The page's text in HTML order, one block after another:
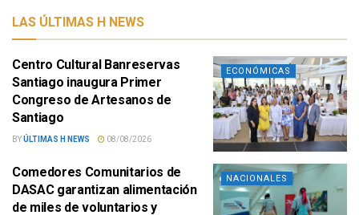
LAS ÚLTIMAS H NEWS
ECONÓMICAS
Centro Cultural Banreservas
Santiago inaugura Primer
Congreso de Artesanos de
Santiago
BYÚLTIMAS H NEWS 08/08/2026
NACIONALES
Comedores Comunitarios de
DASAC garantizan alimentación
de miles de voluntarios y